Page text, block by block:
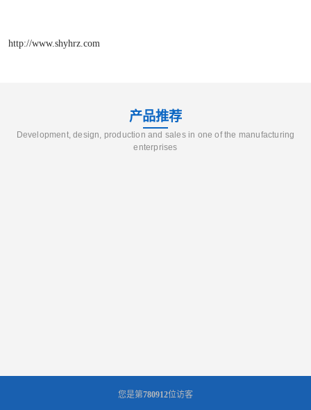
http://www.shyhrz.com
产品推荐
Development, design, production and sales in one of the manufacturing
enterprises
您是第780912位访客